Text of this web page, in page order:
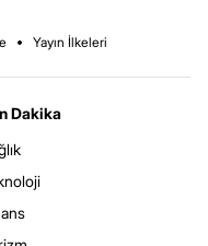
Yayın İlkeleri
Dakika